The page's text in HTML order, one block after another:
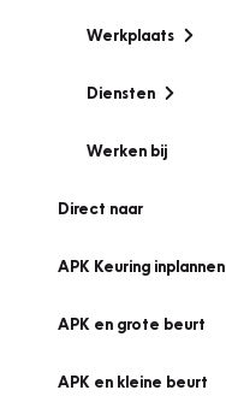
Werkplaats
Diensten
Werken bij
Direct naar
APK Keuring inplannen
APK en grote beurt
APK en kleine beurt